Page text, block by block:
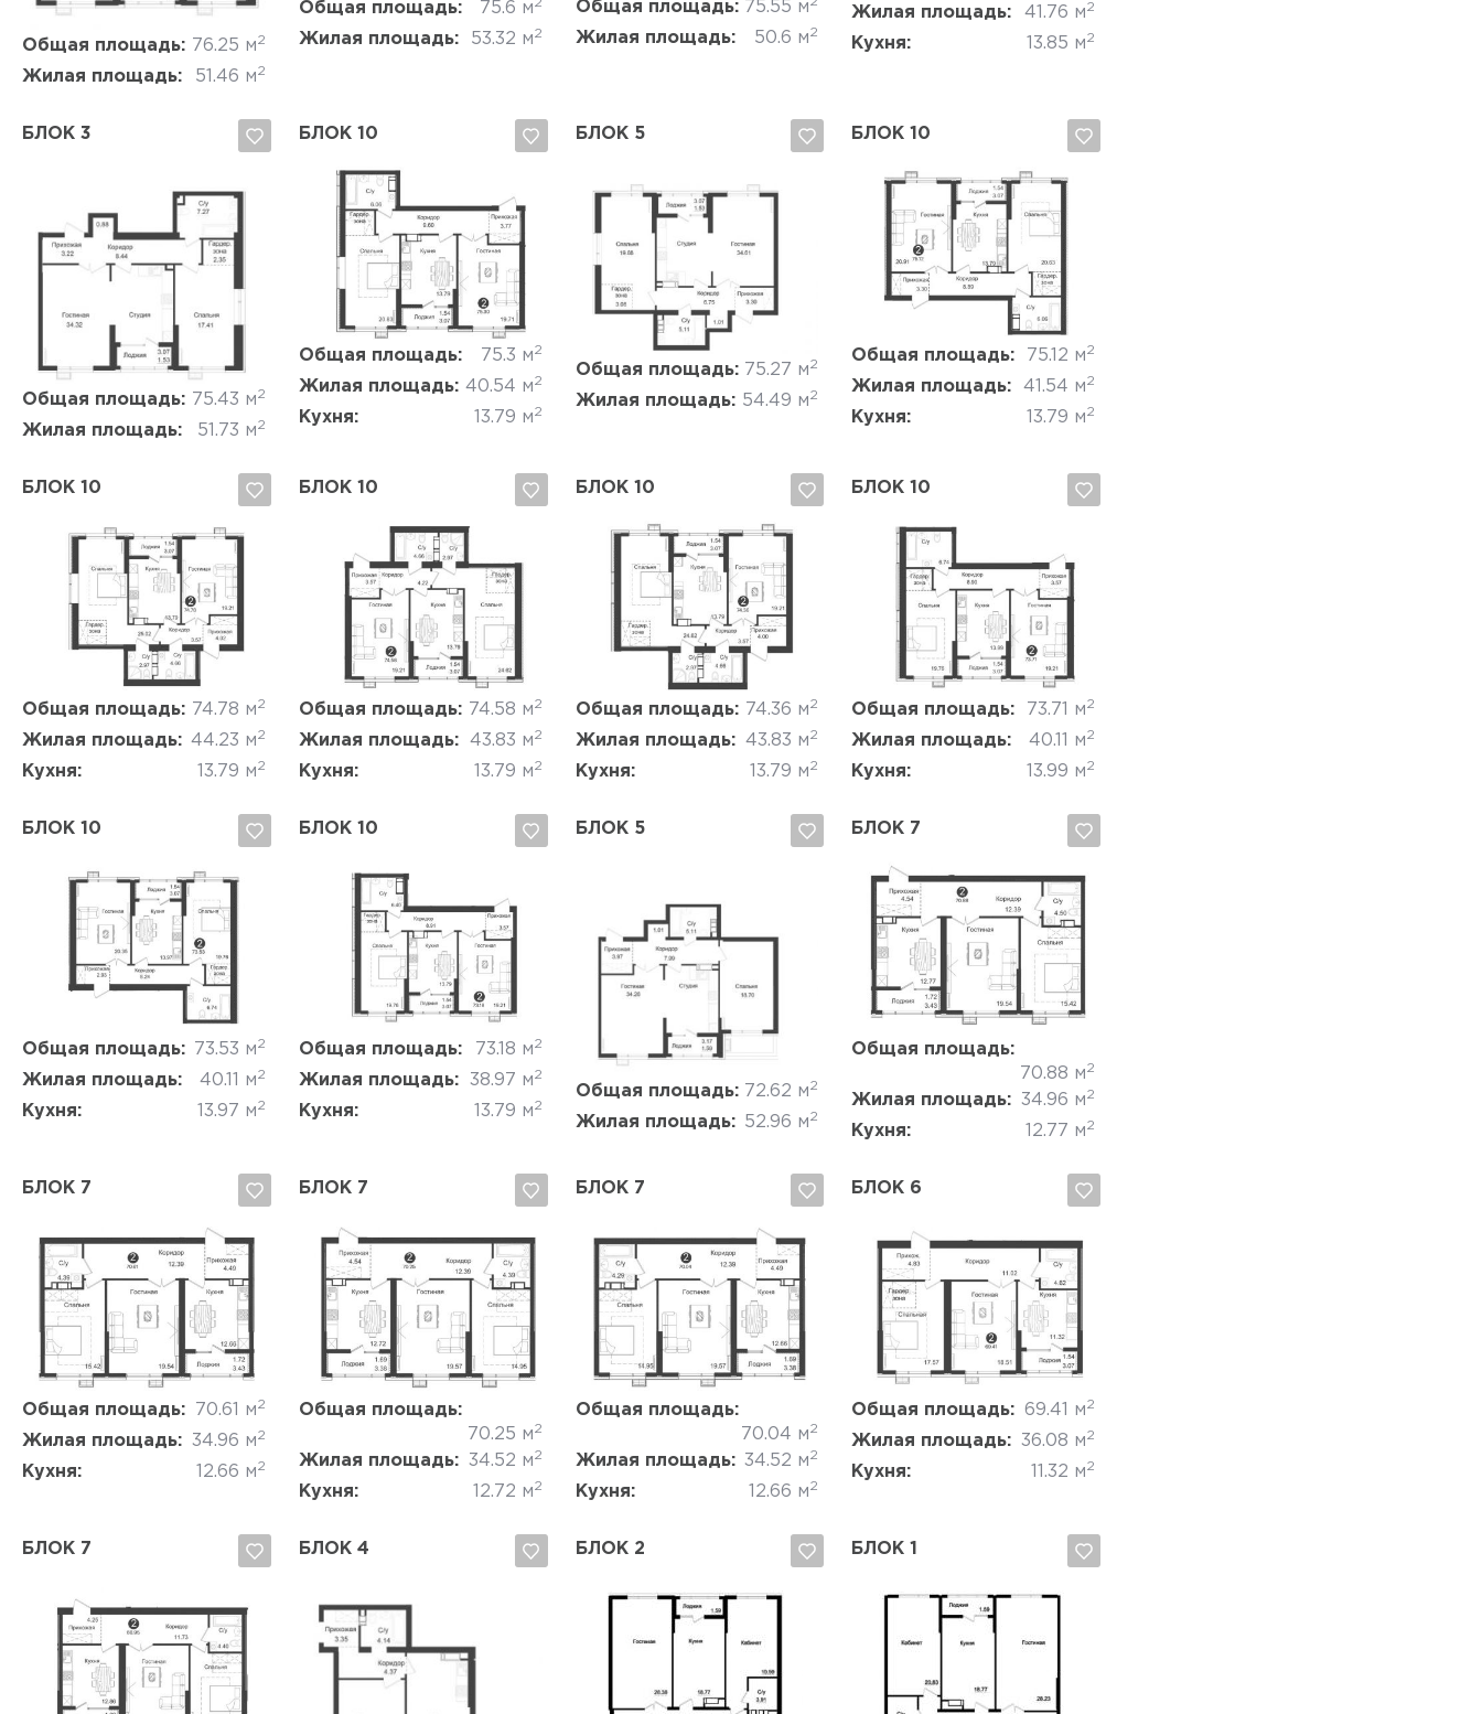
Общая площадь: 76.25 м2
Жилая площадь: 51.46 м2
Общая площадь: 75.6 м2
Жилая площадь: 53.32 м2
Общая площадь: 75.55 м
Жилая площадь: 50.6 м2
Жилая площадь: 41.76 м2
Кухня: 13.85 м2
БЛОК 3
Общая площадь: 75.43 м2
Жилая площадь: 51.73 м2
БЛОК 10
Общая площадь: 75.3 м2
Жилая площадь: 40.54 м2
Кухня: 13.79 м2
Отмена
БЛОК 5
Общая площадь: 75.27 м2
Жилая площадь: 54.49 м2
Отмена
БЛОК 10
Общая площадь: 75.12 м2
Жилая площадь: 41.54 м2
Кухня: 13.79 м2
Да, удалить Отмена
БЛОК 10
Общая площадь: 74.78 м2
Жилая площадь: 44.23 м2
Кухня: 13.79 м2
Да, удалить
БЛОК 10
Общая площадь: 74.58 м2
Жилая площадь: 43.83 м2
Кухня: 13.79 м2
Да, удалить Отмена
БЛОК 10
Общая площадь: 74.36 м2
Жилая площадь: 43.83 м2
Кухня: 13.79 м2
Да, удалить Отмена
БЛОК 10
Общая площадь: 73.71 м2
Жилая площадь: 40.11 м2
Кухня: 13.99 м2
Да, удалить Отмена
БЛОК 10
Общая площадь: 73.53 м2
Жилая площадь: 40.11 м2
Кухня: 13.97 м2
БЛОК 10
Общая площадь: 73.18 м2
Жилая площадь: 38.97 м2
Кухня: 13.79 м2
Да, удалить Отмена
БЛОК 5
Общая площадь: 72.62 м2
Жилая площадь: 52.96 м2
БЛОК 7
Общая площадь:
70.88 м2
Жилая площадь: 34.96 м2
Кухня: 12.77 м2
Да, удалить
БЛОК 7
Общая площадь: 70.61 м2
Жилая площадь: 34.96 м2
Кухня: 12.66 м2
Да, удалить Отмена
БЛОК 7
Общая площадь:
70.25 м2
Жилая площадь: 34.52 м2
Кухня: 12.72 м2
Да, удалить
БЛОК 7
Общая площадь:
70.04 м2
Жилая площадь: 34.52 м2
Кухня: 12.66 м2
Да, удалить Отмена
БЛОК 6
Общая площадь: 69.41 м2
Жилая площадь: 36.08 м2
Кухня: 11.32 м2
БЛОК 7 БЛОК 4 БЛОК 2 БЛОК 1